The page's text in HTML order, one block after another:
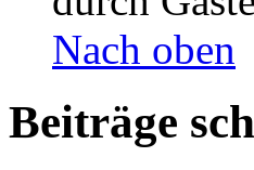
Nach oben
Beiträge